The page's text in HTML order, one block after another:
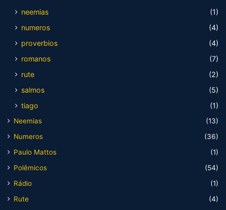
neemias
(1)
numeros
(4)
proverbios
(4)
romanos
(7)
rute
(2)
salmos
(5)
tiago
(1)
Neemias
(13)
Numeros
(36)
Paulo Mattos
(1)
Polêmicos
(54)
Rádio
(1)
Rute
(4)